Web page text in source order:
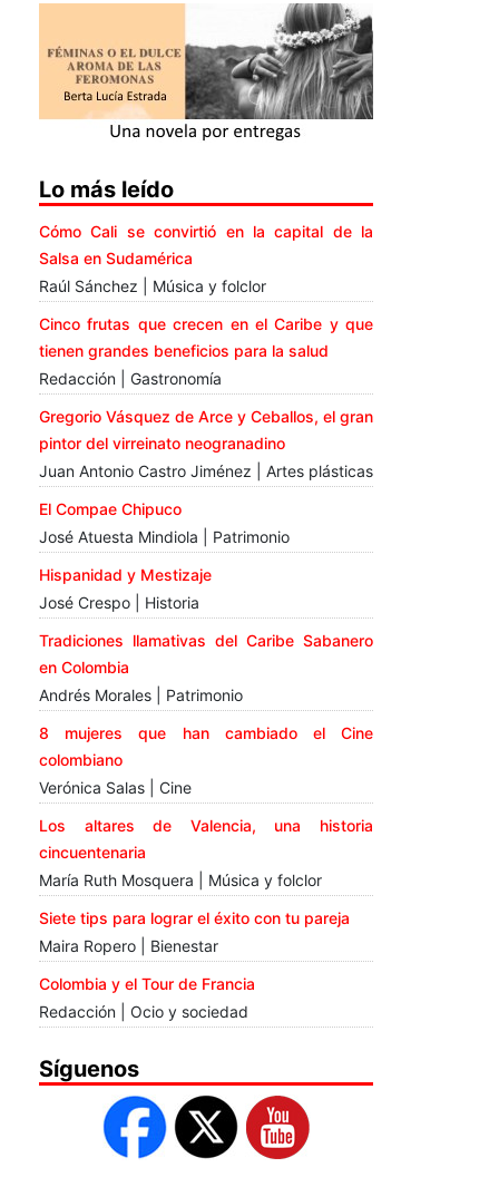
Lo más leído
Cómo Cali se convirtió en la capital de la
Salsa en Sudamérica
Raúl Sánchez | Música y folclor
Cinco frutas que crecen en el Caribe y que
tienen grandes beneficios para la salud
Redacción | Gastronomía
Gregorio Vásquez de Arce y Ceballos, el gran
pintor del virreinato neogranadino
Juan Antonio Castro Jiménez | Artes plásticas
El Compae Chipuco
José Atuesta Mindiola | Patrimonio
Hispanidad y Mestizaje
José Crespo | Historia
Tradiciones llamativas del Caribe Sabanero
en Colombia
Andrés Morales | Patrimonio
8 mujeres que han cambiado el Cine
colombiano
Verónica Salas | Cine
Los altares de Valencia, una historia
cincuentenaria
María Ruth Mosquera | Música y folclor
Siete tips para lograr el éxito con tu pareja
Maira Ropero | Bienestar
Colombia y el Tour de Francia
Redacción | Ocio y sociedad
Síguenos